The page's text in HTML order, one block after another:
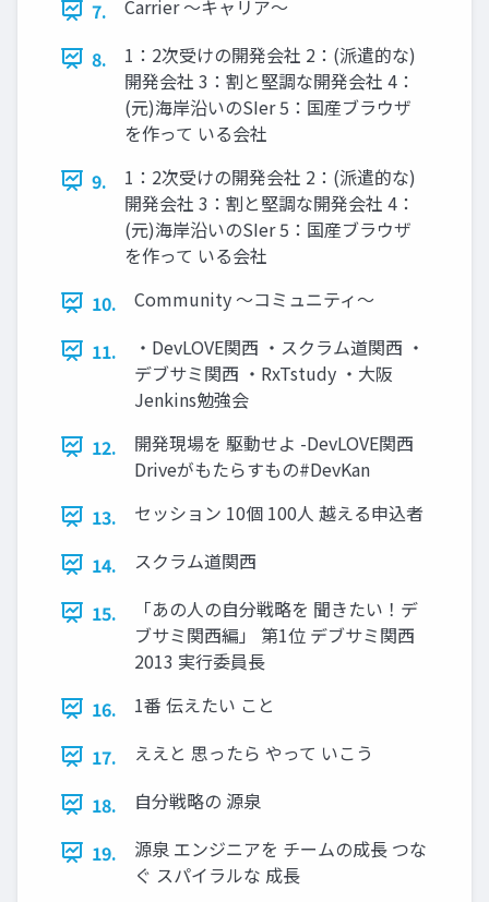
7.
Carrier ～キャリア～
8.
1：2次受けの開発会社 2：(派遣的な)
開発会社 3：割と堅調な開発会社 4：
(元)海岸沿いのSIer 5：国産ブラウザ
を作って いる会社
9.
1：2次受けの開発会社 2：(派遣的な)
開発会社 3：割と堅調な開発会社 4：
(元)海岸沿いのSIer 5：国産ブラウザ
を作って いる会社
10.
Community ～コミュニティ～
11.
・DevLOVE関西 ・スクラム道関西 ・
デブサミ関西 ・RxTstudy ・大阪
Jenkins勉強会
12.
開発現場を 駆動せよ -DevLOVE関西
Driveがもたらすもの#DevKan
13.
セッション 10個 100人 越える申込者
14.
スクラム道関西
15.
「あの人の自分戦略を 聞きたい！デ
ブサミ関西編」 第1位 デブサミ関西
2013 実行委員長
16.
1番 伝えたい こと
17.
ええと 思ったら やって いこう
18.
自分戦略の 源泉
19.
源泉 エンジニアを チームの成長 つな
ぐ スパイラルな 成長